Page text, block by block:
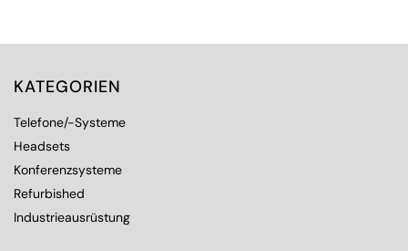
KATEGORIEN
Telefone/-Systeme
Headsets
Konferenzsysteme
Refurbished
Industrieausrüstung